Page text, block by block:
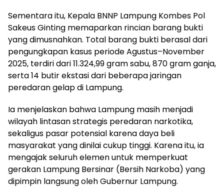
Sementara itu, Kepala BNNP Lampung Kombes Pol
Sakeus Ginting memaparkan rincian barang bukti
yang dimusnahkan. Total barang bukti berasal dari
pengungkapan kasus periode Agustus–November
2025, terdiri dari 11.324,99 gram sabu, 870 gram ganja,
serta 14 butir ekstasi dari beberapa jaringan
peredaran gelap di Lampung.
Ia menjelaskan bahwa Lampung masih menjadi
wilayah lintasan strategis peredaran narkotika,
sekaligus pasar potensial karena daya beli
masyarakat yang dinilai cukup tinggi. Karena itu, ia
mengajak seluruh elemen untuk memperkuat
gerakan Lampung Bersinar (Bersih Narkoba) yang
dipimpin langsung oleh Gubernur Lampung.